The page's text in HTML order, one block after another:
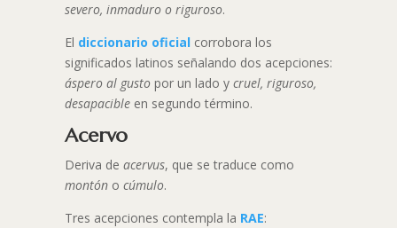
severo, inmaduro o riguroso.
El diccionario oficialcorrobora los
significados latinos señalando dos acepciones:
áspero al gusto por un lado y cruel, riguroso,
desapacibleen segundo término.
Acervo
Deriva de acervus, que se traduce como
montón o cúmulo.
Tres acepciones contempla la RAE: